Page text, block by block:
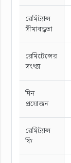
রেমিট্যান্স
সীমাবদ্ধতা
রেমিটেন্সের
সংখ্যা
দিন
প্রয়োজন
রেমিট্যান্স
ফি